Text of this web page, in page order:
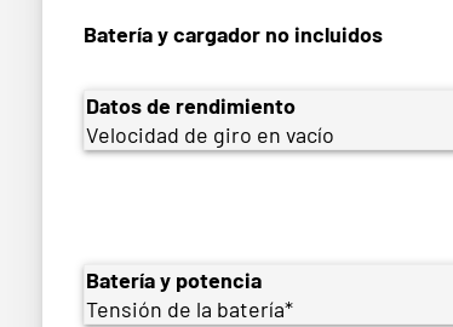
Batería y cargador no incluidos
Datos de rendimiento
Velocidad de giro en vacío
Batería y potencia
Tensión de la batería*